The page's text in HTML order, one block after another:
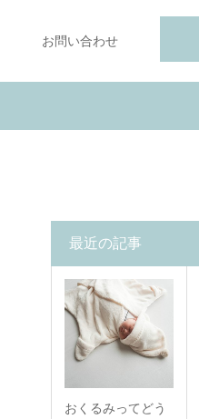
お問い合わせ
最近の記事
おくるみってどう